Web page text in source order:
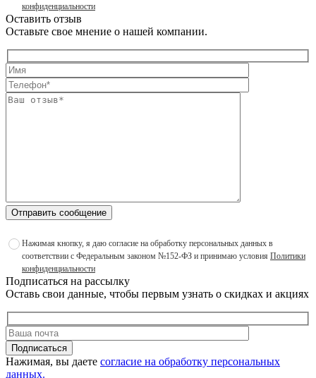
конфиденциальности
Оставить отзыв
Оставьте свое мнение о нашей компании.
Отправить сообщение
Нажимая кнопку, я даю согласие на обработку персональных данных в
соответствии с Федеральным законом №152-ФЗ и принимаю условия Политики
конфиденциальности
Подписаться на рассылку
Оставь свои данные, чтобы первым узнать о скидках и акциях
Подписаться
Нажимая, вы даете согласие на обработку персональных
данных.